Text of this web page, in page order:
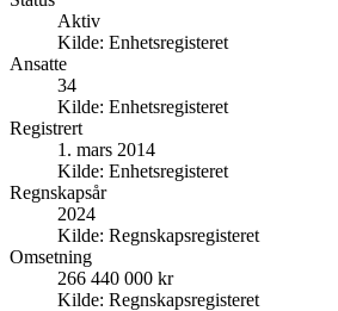
Aktiv
Kilde: Enhetsregisteret
Ansatte
34
Kilde: Enhetsregisteret
Registrert
1. mars 2014
Kilde: Enhetsregisteret
Regnskapsår
2024
Kilde: Regnskapsregisteret
Omsetning
266 440 000 kr
Kilde: Regnskapsregisteret